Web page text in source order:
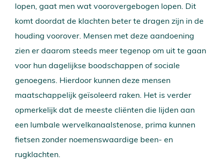
lopen, gaat men wat voorovergebogen lopen. Dit
komt doordat de klachten beter te dragen zijn in de
houding voorover. Mensen met deze aandoening
zien er daarom steeds meer tegenop om uit te gaan
voor hun dagelijkse boodschappen of sociale
genoegens. Hierdoor kunnen deze mensen
maatschappelijk geïsoleerd raken. Het is verder
opmerkelijk dat de meeste cliënten die lijden aan
een lumbale wervelkanaalstenose, prima kunnen
fietsen zonder noemenswaardige been- en
rugklachten.